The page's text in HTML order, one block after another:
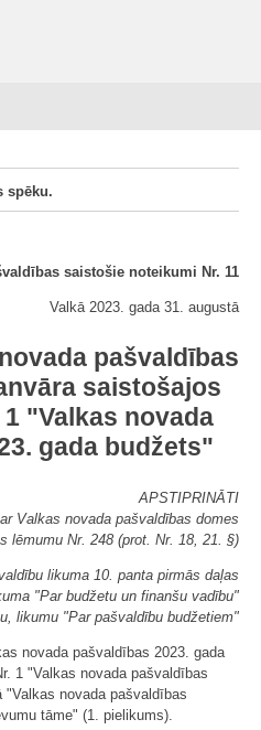
spēku.
saistošie noteikumi Nr. 11
Valkā 2023. gada 31. augustā
pašvaldības
saistošajos
"Valkas novada
gada budžets"
APSTIPRINĀTI
ar Valkas novada pašvaldības domes
lēmumu Nr. 248 (prot. Nr. 18, 21. §)
likuma 10. panta pirmās daļas
"Par budžetu un finanšu vadību"
likumu "Par pašvaldību budžetiem"
novada pašvaldības 2023. gada
1 "Valkas novada pašvaldības
novada pašvaldības
tāme" (1. pielikums).